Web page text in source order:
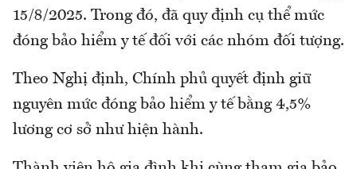
15/8/2025. Trong đó, đã quy định cụ thể mức
đóng bảo hiểm y tế đối với các nhóm đối tượng.
Theo Nghị định, Chính phủ quyết định giữ
nguyên mức đóng bảo hiểm y tế bằng 4,5%
lương cơ sở như hiện hành.